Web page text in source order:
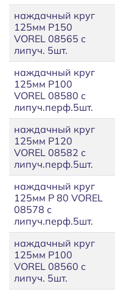
наждачный круг
125мм P150
VOREL 08565 с
липуч. 5шт.
наждачный круг
125мм P100
VOREL 08580 с
липуч.перф.5шт.
наждачный круг
125мм P120
VOREL 08582 с
липуч.перф.5шт.
наждачный круг
125мм P 80 VOREL
08578 с
липуч.перф.5шт.
наждачный круг
125мм P100
VOREL 08560 с
липуч. 5шт.